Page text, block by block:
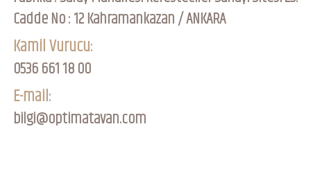
Cadde No : 12 Kahramankazan / ANKARA
Kamil Vurucu:
0536 661 18 00
E-mail:
bilgi@optimatavan.com